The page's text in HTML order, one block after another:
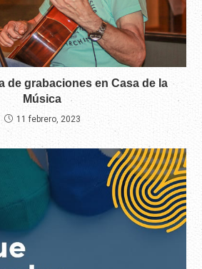
de grabaciones en Casa de la
Música
11 febrero, 2023